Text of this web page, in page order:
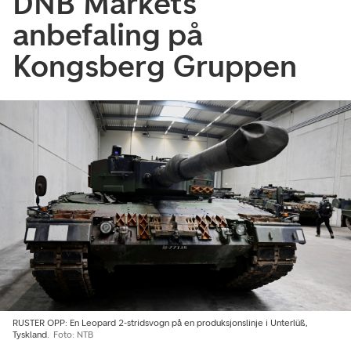
anbefaling på
Kongsberg Gruppen
RUSTER OPP: En Leopard 2-stridsvogn på en produksjonslinje i Unterlüß,
Tyskland.
Foto: NTB